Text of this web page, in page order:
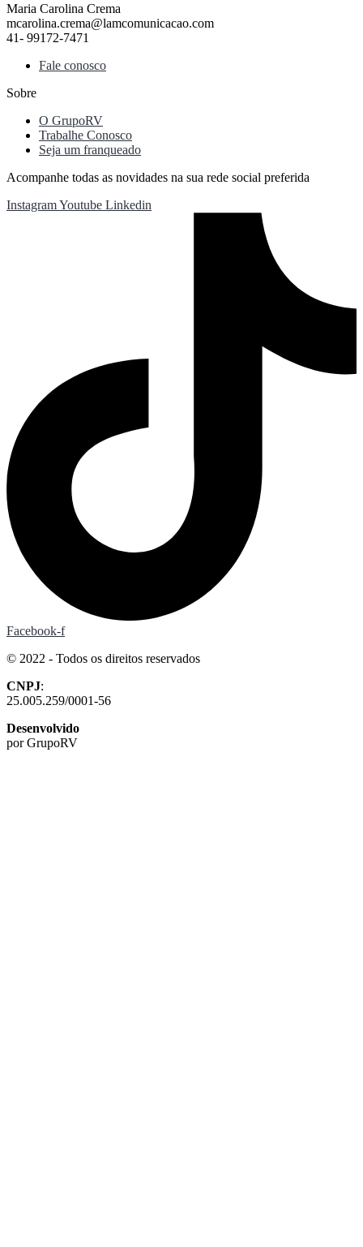
Maria Carolina Crema
mcarolina.crema@lamcomunicacao.com
41- 99172-7471
Fale conosco
Sobre
O GrupoRV
Trabalhe Conosco
Seja um franqueado
Acompanhe todas as novidades na sua rede social preferida
InstagramYoutube Linkedin
Facebook-f
© 2022 - Todos os direitos reservados
CNPJ:
25.005.259/0001-56
Desenvolvido
por GrupoRV